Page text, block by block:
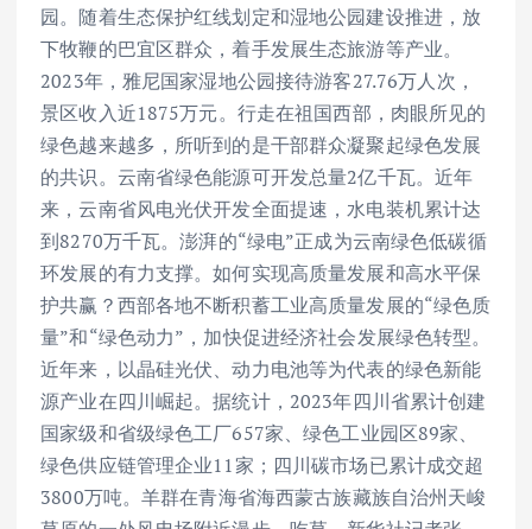
园。随着生态保护红线划定和湿地公园建设推进，放
下牧鞭的巴宜区群众，着手发展生态旅游等产业。
2023年，雅尼国家湿地公园接待游客27.76万人次，
景区收入近1875万元。行走在祖国西部，肉眼所见的
绿色越来越多，所听到的是干部群众凝聚起绿色发展
的共识。云南省绿色能源可开发总量2亿千瓦。近年
来，云南省风电光伏开发全面提速，水电装机累计达
到8270万千瓦。澎湃的“绿电”正成为云南绿色低碳循
环发展的有力支撑。如何实现高质量发展和高水平保
护共赢？西部各地不断积蓄工业高质量发展的“绿色质
量”和“绿色动力”，加快促进经济社会发展绿色转型。
近年来，以晶硅光伏、动力电池等为代表的绿色新能
源产业在四川崛起。据统计，2023年四川省累计创建
国家级和省级绿色工厂657家、绿色工业园区89家、
绿色供应链管理企业11家；四川碳市场已累计成交超
3800万吨。羊群在青海省海西蒙古族藏族自治州天峻